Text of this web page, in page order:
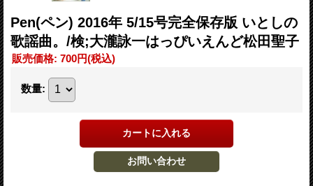
Pen(ペン) 2016年 5/15号完全保存版 いとしの
歌謡曲。/検;大瀧詠一はっぴいえんど松田聖子
販売価格: 700円(税込)
数量: